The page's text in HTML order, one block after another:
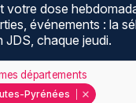
votre dose
événements : la
JDS, chaque jeudi.
Pyrénées
départements